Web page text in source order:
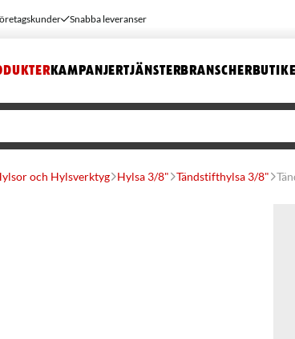
Snabba leveranser
KAMPANJERTJÄNSTERBRANSCHER
och Hylsverktyg Hylsa 3/8" Tändstifthylsa 3/8"